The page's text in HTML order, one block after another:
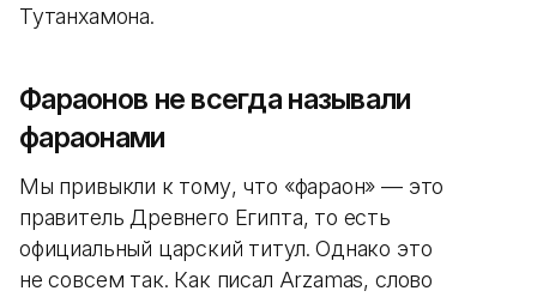
Тутанхамона.
Фараонов не всегда называли
фараонами
Мы привыкли к тому, что «фараон» — это
правитель Древнего Египта, то есть
официальный царский титул. Однако это
не совсем так. Как писал Arzamas, слово